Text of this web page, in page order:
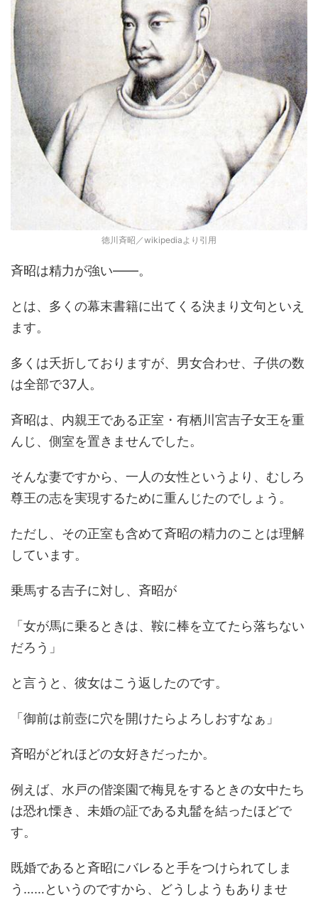
徳川斉昭／wikipediaより引用
斉昭は精力が強い――。
とは、多くの幕末書籍に出てくる決まり文句といえ
ます。
多くは夭折しておりますが、男女合わせ、子供の数
は全部で37人。
斉昭は、内親王である正室・有栖川宮吉子女王を重
んじ、側室を置きませんでした。
そんな妻ですから、一人の女性というより、むしろ
尊王の志を実現するために重んじたのでしょう。
ただし、その正室も含めて斉昭の精力のことは理解
しています。
乗馬する吉子に対し、斉昭が
「女が馬に乗るときは、鞍に棒を立てたら落ちない
だろう」
と言うと、彼女はこう返したのです。
「御前は前壺に穴を開けたらよろしおすなぁ」
斉昭がどれほどの女好きだったか。
例えば、水戸の偕楽園で梅見をするときの女中たち
は恐れ慄き、未婚の証である丸髷を結ったほどで
す。
既婚であると斉昭にバレると手をつけられてしま
う……というのですから、どうしようもありませ